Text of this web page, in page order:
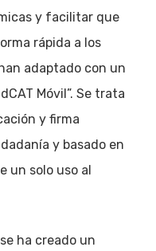
y facilitar que
rápida a los
adaptado con un
Móvil”. Se trata
y firma
y basado en
un solo uso al
ha creado un